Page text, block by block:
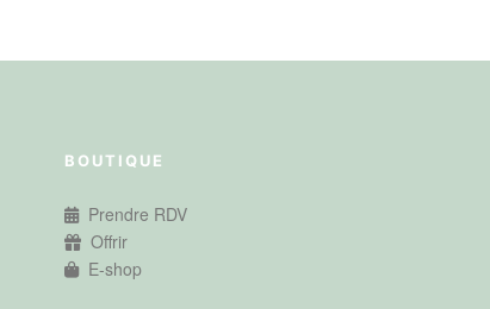
BOUTIQUE
Prendre RDV
Offrir
E-shop